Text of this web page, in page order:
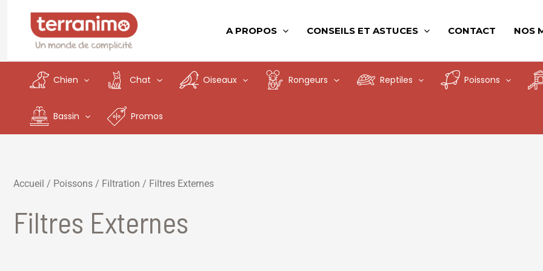
contenu
A PROPOS CONSEILS ET ASTUCES CONTACT NOS
Chien Chat Oiseaux Rongeurs Reptiles Poissons
Bassin Promos
Accueil / Poissons / Filtration / Filtres Externes
Filtres Externes